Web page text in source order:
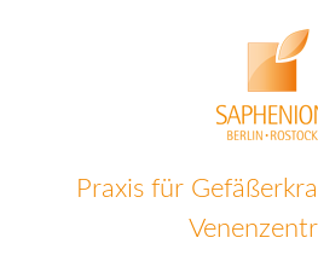
Praxis für